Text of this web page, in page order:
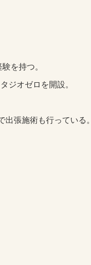
を持つ。
ジオゼロを開設。
張施術も行っている。